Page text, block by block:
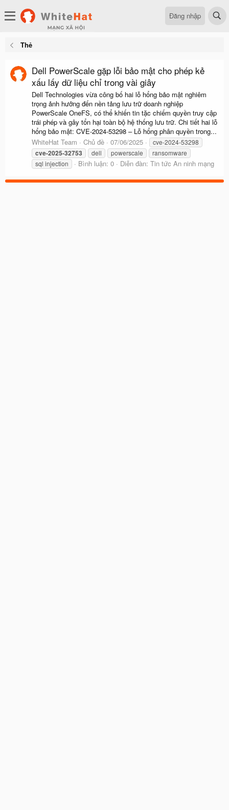
Đăng nhập
Thẻ
Dell PowerScale gặp lỗi bảo mật cho phép kẻ
xấu lấy dữ liệu chỉ trong vài giây
Dell Technologies vừa công bố hai lỗ hổng bảo mật nghiêm
trọng ảnh hưởng đến nền tảng lưu trữ doanh nghiệp
PowerScale OneFS, có thể khiến tin tặc chiếm quyền truy cập
trái phép và gây tổn hại toàn bộ hệ thống lưu trữ. Chi tiết hai lỗ
hổng bảo mật: CVE-2024-53298 – Lỗ hổng phân quyền trong...
WhiteHat Team
Chủ đề 07/06/2025 cve-2024-53298
cve-2025-32753 dell powerscale
ransomware
sql injection
Bình luận: 0 Diễn đàn: Tin tức An ninh mạng